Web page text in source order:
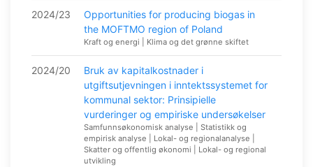
2024/23
Opportunities for producing biogas in
the MOFTMO region of Poland
Kraft og energi | Klima og det grønne skiftet
2024/20
Bruk av kapitalkostnader i
utgiftsutjevningen i inntektssystemet for
kommunal sektor: Prinsipielle
vurderinger og empiriske undersøkelser
Samfunnsøkonomisk analyse | Statistikk og
empirisk analyse | Lokal- og regionalanalyse |
Skatter og offentlig økonomi | Lokal- og regional
utvikling